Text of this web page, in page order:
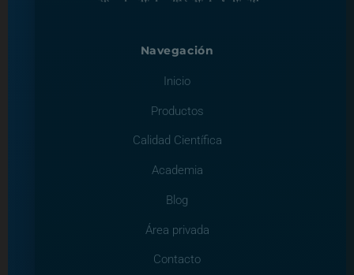
Navegación
Inicio
Productos
Calidad Científica
Academia
Blog
Área privada
Contacto